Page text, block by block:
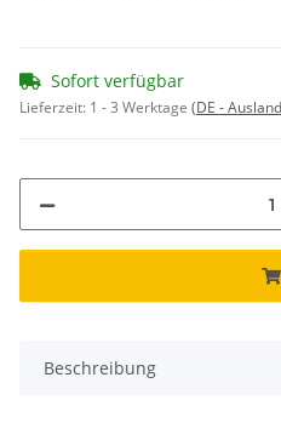
Sofort verfügbar
Lieferzeit: 1 - 3 Werktage (DE -
Beschreibung